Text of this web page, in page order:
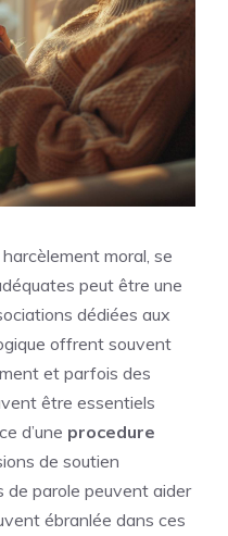
moral, se
peut être une
dédiées aux
offrent souvent
et parfois des
être essentiels
d’une procedure
de soutien
de parole peuvent aider
ébranlée dans ces